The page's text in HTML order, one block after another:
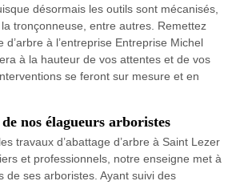
désormais les outils sont mécanisés,
tronçonneuse, entre autres. Remettez
d’arbre à l’entreprise Entreprise Michel
à la hauteur de vos attentes et de vos
se feront sur mesure et en
nos élagueurs arboristes
travaux d’abattage d’arbre à Saint Lezer
et professionnels, notre enseigne met à
de ses arboristes. Ayant suivi des